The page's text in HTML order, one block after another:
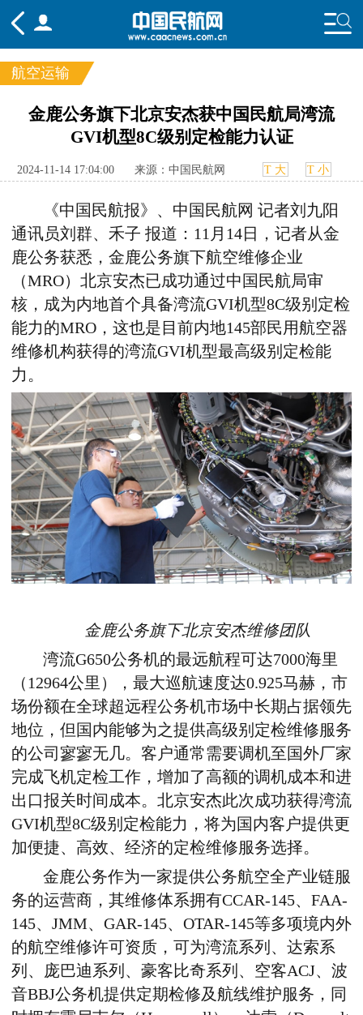
频道
要闻 国内 国际
航图 智库 专题 舆情
航空运输
金鹿公务旗下北京安杰获中国民航局湾流
GVI机型8C级别定检能力认证
2024-11-14 17:04:00 来源：中国民航网 T 大 T 小
《中国民航报》、中国民航网 记者刘九阳
通讯员刘群、禾子 报道：11月14日，记者从金
鹿公务获悉，金鹿公务旗下航空维修企业
（MRO） 北京安杰已成功通过中国民航局审
核，成为内地首个具备湾流GVI机型8C级别定检
能力的MRO，这也是目前内地145部民用航空器
维修机构获得的湾流GVI机型最高级别定检能
力。
金鹿公务旗下北京安杰维修团队
湾流G650公务机的最远航程可达7000海里
（12964公里 ）， 最大巡航速度达0.925马赫 ，市
场份额在全球超远程公务机市场中长期占据领先
地位 ， 但国内能够为之提供高级别定检维修服务
的公司寥寥无几。客户通常需要调机至国外厂家
完成飞机定检工作，增加了高额的调机成本和进
出口报关时间成本。北京安杰此次成功获得湾流
GVI机型8C级别定检能力， 将为国内客户提供更
加便捷、高效、经济的定检维修服务选择。
金鹿公务作为一家提供公务航空全产业链服
务的运营商，其维修体系拥有CCAR-145、FAA-
145、JMM、GAR-145、OTAR-145等多项境内外
的航空维修许可资质，可为湾流系列、达索系
列、庞巴迪系列、豪客比奇系列、空客ACJ、波
音BBJ公务机提供定期检修及航线维护服务，同